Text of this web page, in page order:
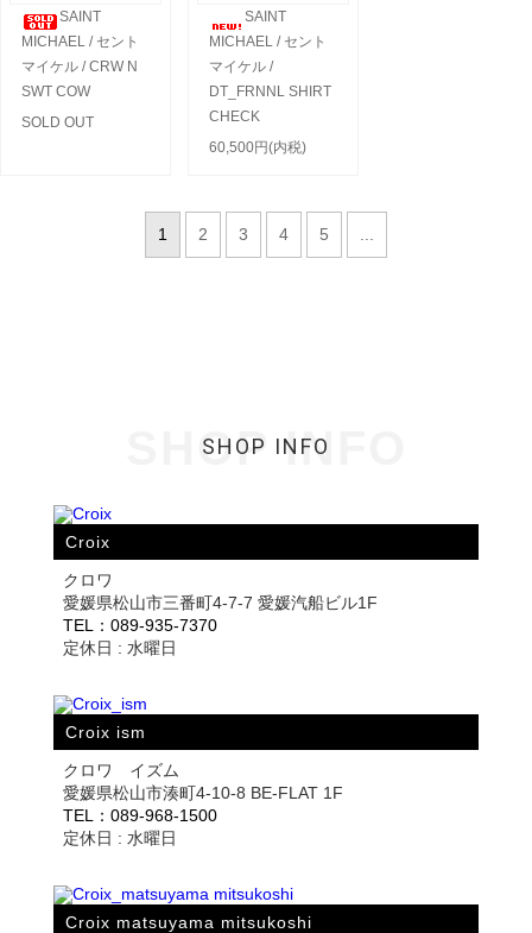
SAINT
MICHAEL / セント
マイケル / CRW N
SWT COW
SOLD OUT
SAINT
MICHAEL / セント
マイケル /
DT_FRNNL SHIRT
CHECK
60,500円(内税)
1 2 3 4 5
SHOP INFO
SHOP INFO
Croix
クロワ
愛媛県松山市三番町4-7-7 愛媛汽船ビル1F
TEL：089-935-7370
定休日 : 水曜日
Croix ism
クロワ イズム
愛媛県松山市湊町4-10-8 BE-FLAT 1F
TEL：089-968-1500
定休日 : 水曜日
Croix matsuyama mitsukoshi